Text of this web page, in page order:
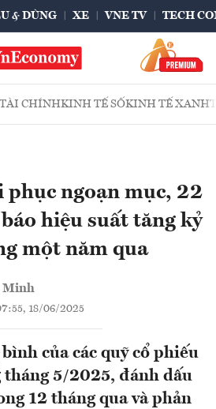
& DÙNG XE VNE TV TECH
TÀI CHÍNHKINH TẾ SỐKINH TẾ XANH
ngoạn mục, 22
hiệu suất tăng kỷ
một năm qua
Minh
18/06/2025
của các quỹ cổ phiếu
tháng 5/2025, đánh dấu
12 tháng qua và phản